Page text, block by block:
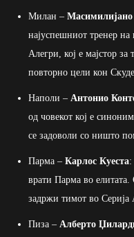
Милан –
најуспешниот тренер на
Алегри, кој е мајстор
повторно цели кон
Наполи – Антонио
од човекот кој е
се задоволи со ништо
Парма – Карлос Куеста:
врати Парма во елитата.
задржи тимот во Серија
Пиза – Алберто